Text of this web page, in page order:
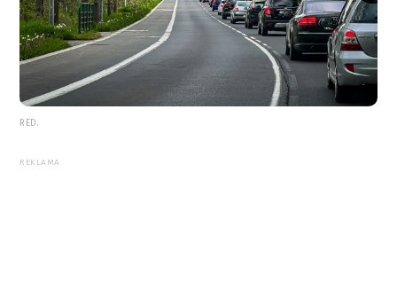
RED.
REKLAMA